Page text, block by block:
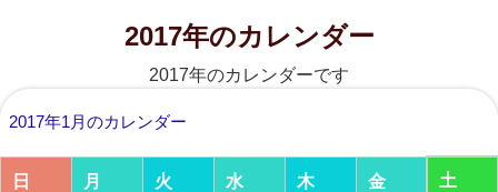
2017年のカレンダー
2017年のカレンダーです
2017年1月のカレンダー
日 月 火 水 木 金 土